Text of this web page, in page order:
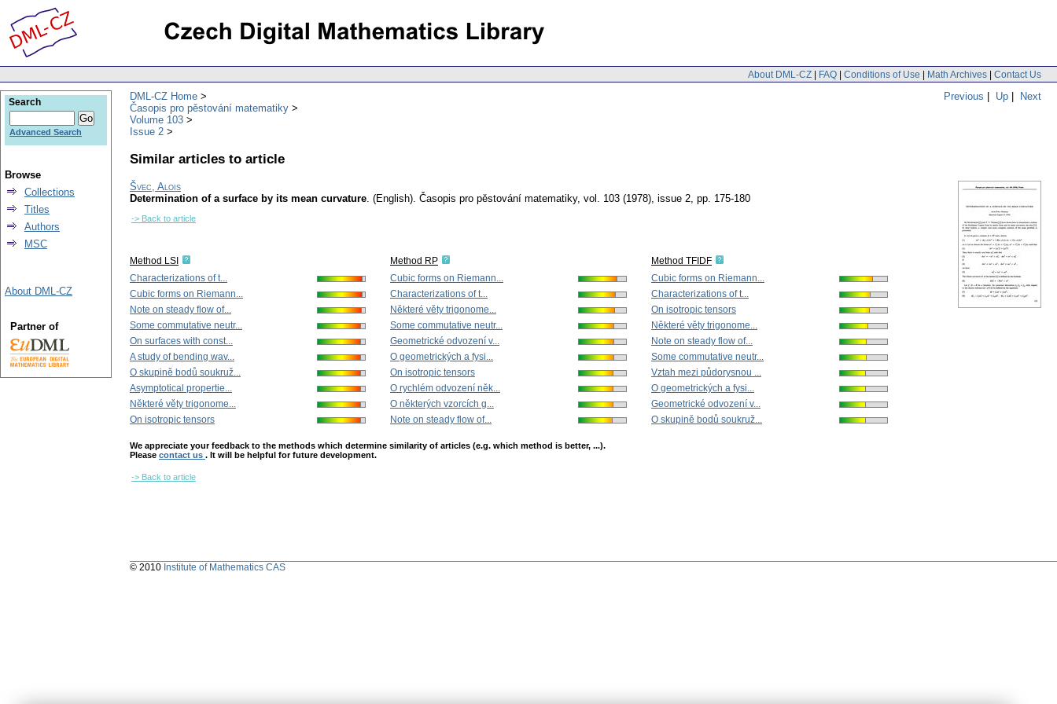
About DML-CZ | FAQ | Conditions of Use | Math Archives | Contact Us
Previous | Up | Next
DML-CZ Home
Časopis pro pěstování matematiky
Volume 103
Issue 2
Similar articles to article
Švec, Alois
Determination of a surface by its mean curvature. (English). Časopis pro pěstování matematiky, vol. 103 (1978), issue 2, pp. 175-180
-> Back to article
Method LSI
Characterizations of t...
Cubic forms on Riemann...
Note on steady flow of...
Some commutative neutr...
On surfaces with const...
A study of bending wav...
O skupině bodů soukruž...
Asymptotical propertie...
Některé věty trigonome...
On isotropic tensors
Method RP
Cubic forms on Riemann...
Characterizations of t...
Některé věty trigonome...
Some commutative neutr...
Geometrické odvození v...
O geometrických a fysi...
On isotropic tensors
O rychlém odvození něk...
O některých vzorcích g...
Note on steady flow of...
Method TFIDF
Cubic forms on Riemann...
Characterizations of t...
On isotropic tensors
Některé věty trigonome...
Note on steady flow of...
Some commutative neutr...
Vztah mezi půdorysnou ...
O geometrických a fysi...
Geometrické odvození v...
O skupině bodů soukruž...
We appreciate your feedback to the methods which determine similarity of articles (e.g. which method is better, ...).
Please contact us . It will be helpful for future development.
-> Back to article
Search
Advanced Search
Browse
Collections
Titles
Authors
MSC
About DML-CZ
Partner of
© 2010 Institute of Mathematics CAS